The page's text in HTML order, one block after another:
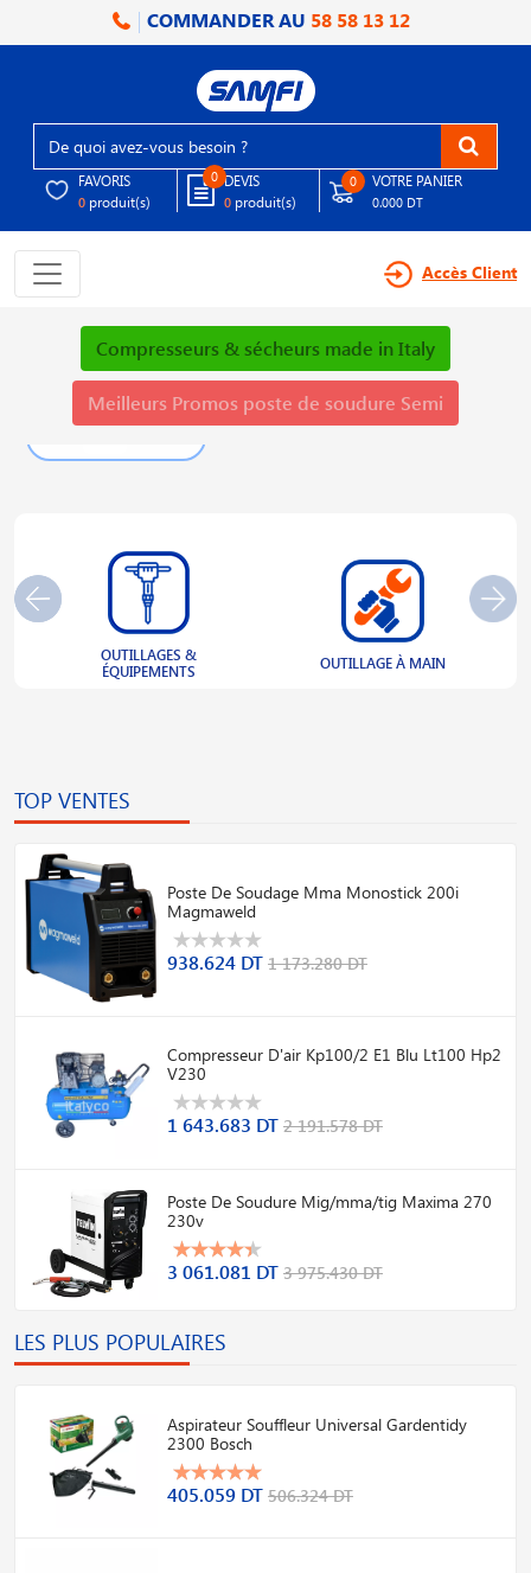
COMMANDER AU 58 58 13 12
FAVORIS
0 produit(s)
0 DEVIS
0 produit(s)
0 VOTRE PANIER
0.000 DT
Accès Client
Compresseurs & sécheurs made in Italy
Meilleurs Promos poste de soudure Semi
OUTILLAGES &
ÉQUIPEMENTS
OUTILLAGE À MAIN
TOP VENTES
Poste De Soudage Mma Monostick 200i
Magmaweld
938.624 DT 1 173.280 DT
Compresseur D'air Kp100/2 E1 Blu Lt100 Hp2
V230
1 643.683 DT 2 191.578 DT
Poste De Soudure Mig/mma/tig Maxima 270
230v
3 061.081 DT 3 975.430 DT
LES PLUS POPULAIRES
Aspirateur Souffleur Universal Gardentidy
2300 Bosch
405.059 DT 506.324 DT